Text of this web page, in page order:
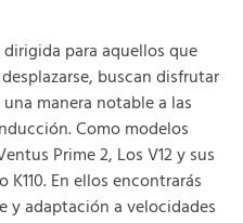
para aquellos que
buscan disfrutar
manera notable a las
Como modelos
Prime 2, Los V12 y sus
K110. En ellos encontrarás
y adaptación a velocidades